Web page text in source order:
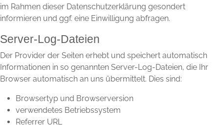
im Rahmen dieser Datenschutzerklärung gesondert
informieren und ggf. eine Einwilligung abfragen.
Server-Log-Dateien
Der Provider der Seiten erhebt und speichert automatisch
Informationen in so genannten Server-Log-Dateien, die Ihr
Browser automatisch an uns übermittelt. Dies sind:
Browsertyp und Browserversion
verwendetes Betriebssystem
Referrer URL